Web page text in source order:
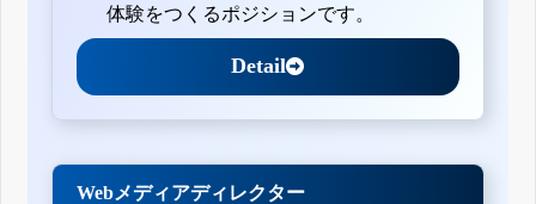
体験をつくるポジションです。
Detail
Webメディアディレクター